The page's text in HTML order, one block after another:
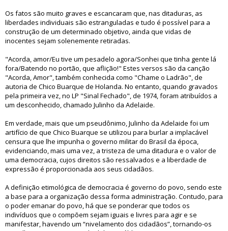
Os fatos são muito graves e escancaram que, nas ditaduras, as
liberdades individuais são estranguladas e tudo é possível para a
construção de um determinado objetivo, ainda que vidas de
inocentes sejam solenemente retiradas.
"Acorda, amor/Eu tive um pesadelo agora/Sonhei que tinha gente lá
fora/Batendo no portão, que aflição!" Estes versos são da canção
"Acorda, Amor", também conhecida como "Chame o Ladrão", de
autoria de Chico Buarque de Holanda. No entanto, quando gravados
pela primeira vez, no LP "Sinal Fechado", de 1974, foram atribuídos a
um desconhecido, chamado Julinho da Adelaide.
Em verdade, mais que um pseudônimo, Julinho da Adelaide foi um
artifício de que Chico Buarque se utilizou para burlar a implacável
censura que lhe impunha o governo militar do Brasil da época,
evidenciando, mais uma vez, a tristeza de uma ditadura e o valor de
uma democracia, cujos direitos são ressalvados e a liberdade de
expressão é proporcionada aos seus cidadãos.
A definição etimológica de democracia é governo do povo, sendo este
a base para a organização dessa forma administração. Contudo, para
o poder emanar do povo, há que se ponderar que todos os
indivíduos que o compõem sejam iguais e livres para agir e se
manifestar, havendo um “nivelamento dos cidadãos”, tornando-os